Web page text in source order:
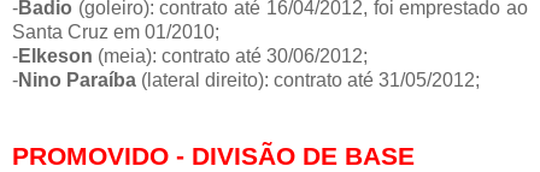
-Badio (goleiro): contrato até 16/04/2012, foi emprestado ao
Santa Cruz em 01/2010;
-Elkeson (meia): contrato até 30/06/2012;
-Nino Paraíba (lateral direito): contrato até 31/05/2012;
PROMOVIDO - DIVISÃO DE BASE